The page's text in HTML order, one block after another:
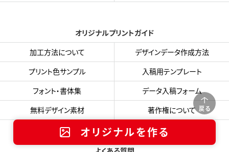
戻る
オリジナルを作る
オリジナルプリントガイド
加工方法について
デザインデータ作成方法
プリント色サンプル
入稿用テンプレート
フォント・書体集
データ入稿フォーム
無料デザイン素材
著作権について